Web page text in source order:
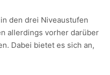
den drei Niveaustufen
allerdings vorher darüber
Dabei bietet es sich an,